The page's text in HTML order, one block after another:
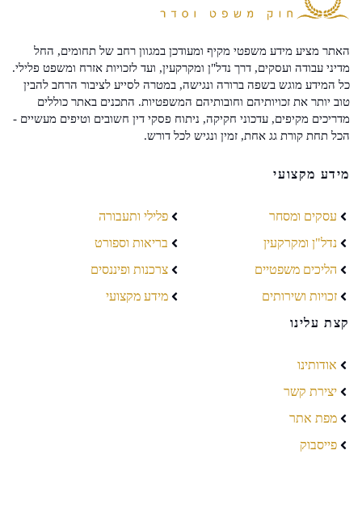
האתר מציע מידע משפטי מקיף ומעודכן במגוון רחב של תחומים, החל
מדיני עבודה ועסקים, דרך נדל"ן ומקרקעין, ועד לזכויות אזרח ומשפט פלילי.
כל המידע מוגש בשפה ברורה ונגישה, במטרה לסייע לציבור הרחב להבין
טוב יותר את זכויותיהם וחובותיהם המשפטיות. התכנים באתר כוללים
מדריכים מקיפים, עדכוני חקיקה, ניתוח פסקי דין חשובים וטיפים מעשיים -
הכל תחת קורת גג אחת, זמין ונגיש לכל דורש.
מידע מקצועי
עסקים ומסחר
נדל"ן ומקרקעין
הליכים משפטיים
זכויות ושירותים
פלילי ותעבורה
בריאות וספורט
צרכנות ופיננסים
מידע מקצועי
קצת עלינו
אודותינו
יצירת קשר
מפת אתר
פייסבוק